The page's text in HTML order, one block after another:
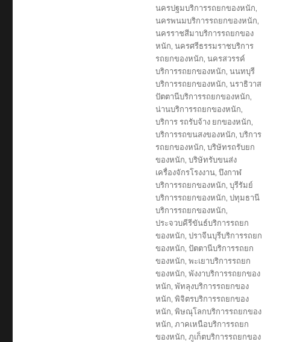
นครปฐมบริการรถยกของหนัก,
นครพนมบริการรถยกของหนัก,
นครราชสีมาบริการรถยกของ
หนัก, นครศรีธรรมราชบริการ
รถยกของหนัก, นครสวรรค์
บริการรถยกของหนัก, นนทบุรี
บริการรถยกของหนัก, นราธิวาส
ปัตตานีบริการรถยกของหนัก,
น่านบริการรถยกของหนัก,
บริการ รถรับจ้าง ยกของหนัก,
บริการรถขนสงของหนัก, บริการ
รถยกของหนัก, บริษัทรถรับยก
ของหนัก, บริษัทรับขนส่ง
เครื่องจักรโรงงาน, บึงกาฬ
บริการรถยกของหนัก, บุรีรัมย์
บริการรถยกของหนัก, ปทุมธานี
บริการรถยกของหนัก,
ประจวบคีรีขันธ์บริการรถยก
ของหนัก, ปราจีนบุรีบริการรถยก
ของหนัก, ปัตตานีบริการรถยก
ของหนัก, พะเยาบริการรถยก
ของหนัก, พังงาบริการรถยกของ
หนัก, พัทลุงบริการรถยกของ
หนัก, พิจิตรบริการรถยกของ
หนัก, พิษณุโลกบริการรถยกของ
หนัก, ภาคเหนือบริการรถยก
ของหนัก, ภูเก็ตบริการรถยกของ